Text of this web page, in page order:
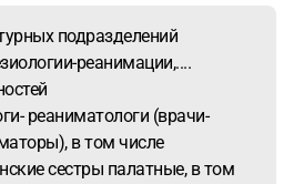
подразделений
реанимации,....
реаниматологи (врачи-
в том числе
сестры палатные, в том